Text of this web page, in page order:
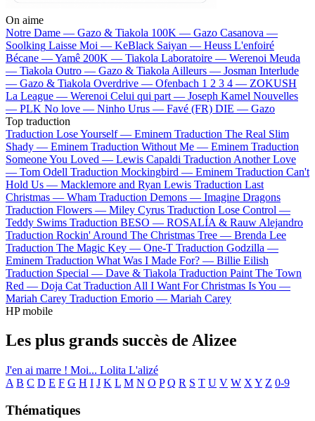
On aime
Notre Dame — Gazo & Tiakola 100K — Gazo Casanova —
Soolking Laisse Moi — KeBlack Saiyan — Heuss L'enfoiré
Bécane —Yamê 200K — Tiakola Laboratoire — Werenoi Meuda
— Tiakola Outro — Gazo & Tiakola Ailleurs — Josman Interlude
— Gazo & Tiakola Overdrive — Ofenbach 1 2 3 4 — ZOKUSH
La League — Werenoi Celui qui part — Joseph Kamel Nouvelles
— PLK No love — Ninho Urus — Favé (FR) DIE — Gazo
Top traduction
Traduction Lose Yourself — Eminem Traduction The Real Slim
Shady — Eminem Traduction Without Me — Eminem Traduction
Someone You Loved — Lewis Capaldi Traduction Another Love
— Tom Odell Traduction Mockingbird — Eminem Traduction Can't
Hold Us — Macklemore and Ryan Lewis Traduction Last
Christmas — Wham Traduction Demons — Imagine Dragons
Traduction Flowers — Miley Cyrus Traduction Lose Control —
Teddy Swims Traduction BESO — ROSALÍA & Rauw Alejandro
Traduction Rockin' Around The Christmas Tree — Brenda Lee
Traduction The Magic Key — One-T Traduction Godzilla —
Eminem Traduction What Was I Made For? — Billie Eilish
Traduction Special — Dave & Tiakola Traduction Paint The Town
Red — Doja Cat Traduction All I Want For Christmas Is You —
Mariah Carey Traduction Emorio — Mariah Carey
HP mobile
Les plus grands succès de Alizee
J'en ai marre ! Moi... Lolita L'alizé
A B C D E F G H I J K L M N O P Q R S T U V W X Y Z 0-9
Thématiques